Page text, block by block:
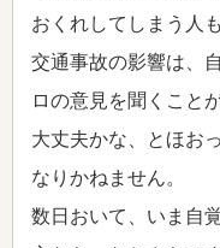
おくれしてしまう人
交通事故の影響は、
ロの意見を聞くこと
大丈夫かな、とほお
なりかねません。
数日おいて、いま自